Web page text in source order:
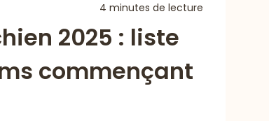
4 minutes de lecture
2025 : liste
commençant